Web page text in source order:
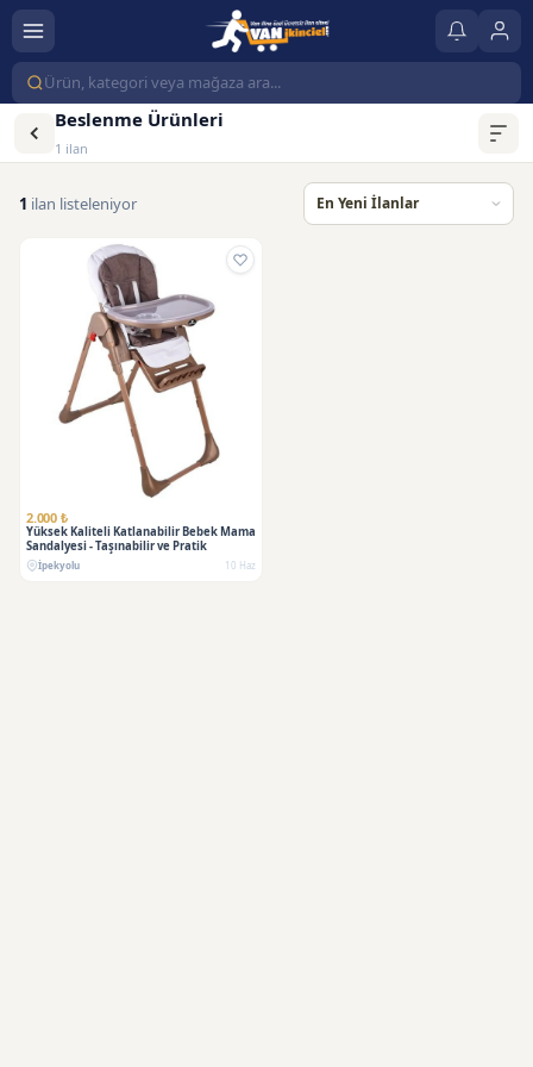
Beslenme Ürünleri
1 ilan
1 ilan listeleniyor
2.000 ₺
Yüksek Kaliteli Katlanabilir Bebek Mama
Sandalyesi - Taşınabilir ve Pratik
İpekyolu 10 Haz